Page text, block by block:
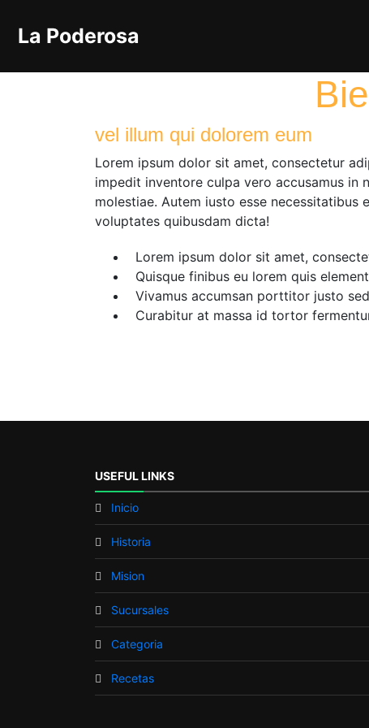
La Poderosa
vel illum qui dolorem eum
Lorem ipsum dolor sit amet, consectetur
impedit inventore culpa vero accusamus in
molestiae. Autem iusto esse necessitatibus
voluptates quibusdam dicta!
Lorem ipsum dolor sit amet,
Quisque finibus eu lorem quis
Vivamus accumsan porttitor justo sed
Curabitur at massa id tortor
USEFUL LINKS
Inicio
Historia
Mision
Sucursales
Categoria
Recetas